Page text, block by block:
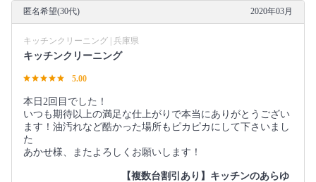
匿名希望(30代) 2020年03月
キッチンクリーニング | 兵庫県
キッチンクリーニング
5.00
本日2回目でした！
いつも期待以上の満足な仕上がりで本当にありがとうござい
ます！油汚れなど酷かった場所もピカピカにして下さいまし
た
あかせ様、またよろしくお願いします！
【複数台割引あり】キッチンのあらゆ